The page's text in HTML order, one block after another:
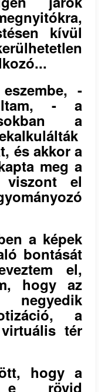
kívül
-
- a
a
és akkor a
meg a
viszont el
a képek
bontását
el,
hogy az
negyedik
a
tér
hogy a
e rövid